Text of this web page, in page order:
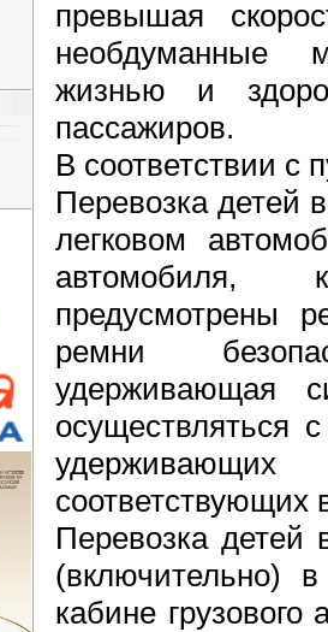
превышая
необдуманные
жизнью и
пассажиров.
В соответствии
Перевозка детей
легковом
автомобиля,
предусмотрены
ремни
удерживающая
осуществляться
соответствующих
Перевозка детей
(включительно)
кабине грузового